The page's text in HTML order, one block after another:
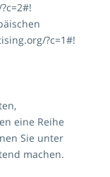
?c=1#!
eine Reihe
Sie unter
machen.